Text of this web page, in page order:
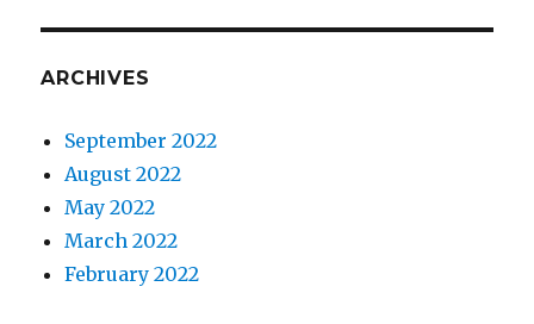
ARCHIVES
September 2022
August 2022
May 2022
March 2022
February 2022